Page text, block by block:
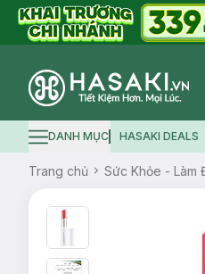
Logo
Hamburger icon
DANH MỤC HASAKI DEALS
Trang chủ Sức Khỏe - Làm